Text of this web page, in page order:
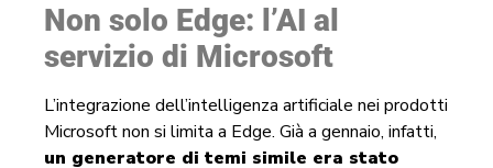
Non solo Edge: l’AI al
servizio di Microsoft
L’integrazione dell’intelligenza artificiale nei prodotti
Microsoft non si limita a Edge. Già a gennaio, infatti,
un generatore di temi simile era stato